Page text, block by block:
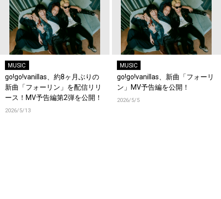
MUSIC
go!go!vanillas、約8ヶ月ぶりの
新曲「フォーリン」を配信リリ
ース！MV予告編第2弾を公開！
2026/5/13
MUSIC
go!go!vanillas、新曲「フォーリ
ン」MV予告編を公開！
2026/5/5